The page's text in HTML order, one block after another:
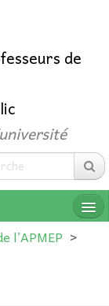
de
l’APMEP >